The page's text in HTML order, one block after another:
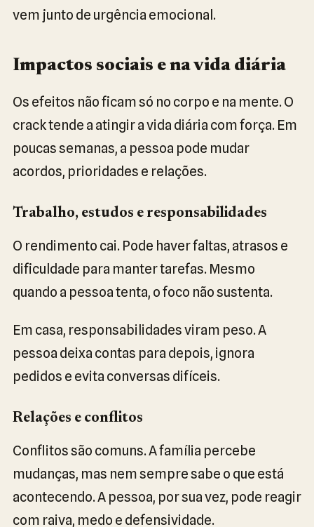
vem junto de urgência emocional.
Impactos sociais e na vida diária
Os efeitos não ficam só no corpo e na mente. O
crack tende a atingir a vida diária com força. Em
poucas semanas, a pessoa pode mudar
acordos, prioridades e relações.
Trabalho, estudos e responsabilidades
O rendimento cai. Pode haver faltas, atrasos e
dificuldade para manter tarefas. Mesmo
quando a pessoa tenta, o foco não sustenta.
Em casa, responsabilidades viram peso. A
pessoa deixa contas para depois, ignora
pedidos e evita conversas difíceis.
Relações e conflitos
Conflitos são comuns. A família percebe
mudanças, mas nem sempre sabe o que está
acontecendo. A pessoa, por sua vez, pode reagir
com raiva, medo e defensividade.